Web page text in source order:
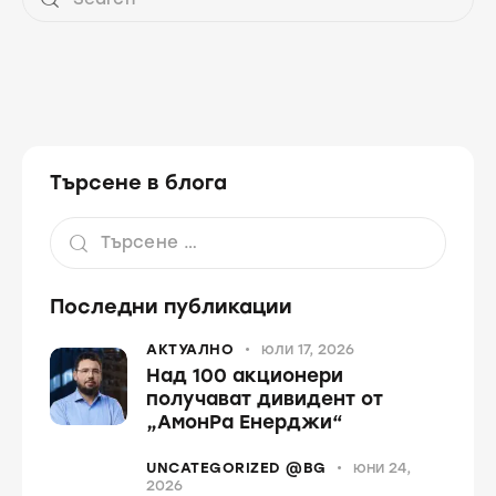
Търсене в блога
Последни публикации
АКТУАЛНО юли 17, 2026
Над 100 акционери
получават дивидент от
„АмонРа Енерджи“
UNCATEGORIZED @BG
юни 24,
2026